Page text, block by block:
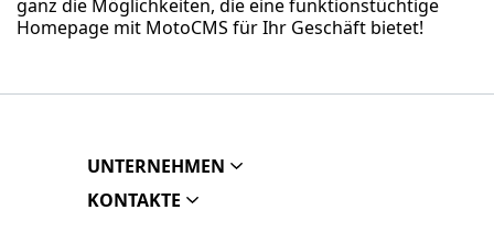
ganz die Möglichkeiten, die eine funktionstüchtige
Homepage mit MotoCMS für Ihr Geschäft bietet!
UNTERNEHMEN
KONTAKTE